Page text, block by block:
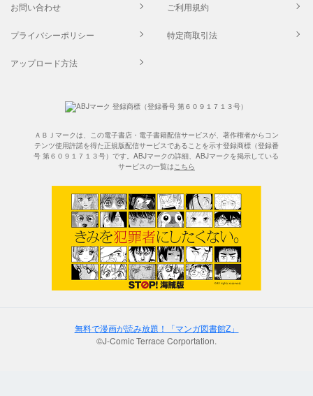
お問い合わせ ご利用規約
プライバシーポリシー 特定商取引法
アップロード方法
ＡＢＪマークは、この電子書店・電子書籍配信サービスが、著作権者からコン
テンツ使用許諾を得た正規版配信サービスであることを示す登録商標（登録番
号 第６０９１７１３号）です。ABJマークの詳細、ABJマークを掲示している
サービスの一覧はこちら
無料で漫画が読み放題！「マンガ図書館Z」
©J-Comic Terrace Corportation.